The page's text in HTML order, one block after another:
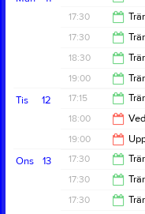
19:00
19:00
17:30
19:00
17:30
19:00
18:30
20:00
19:00
20:30
12
Tis 17:15
18:00
18:00
20:00
19:00
21:00
13
Ons 17:30
19:00
17:30
17:30